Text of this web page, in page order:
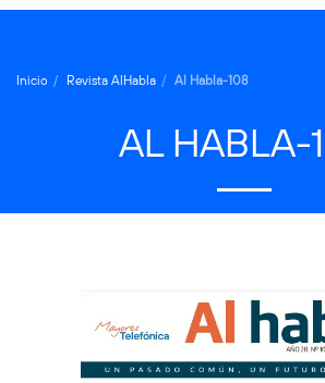
Inicio Revista AlHabla Al Habla-108
AL HABLA-